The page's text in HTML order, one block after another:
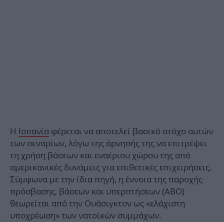
Η Ισπανία φέρεται να αποτελεί βασικό στόχο αυτών
των σεναρίων, λόγω της άρνησής της να επιτρέψει
τη χρήση βάσεων και εναέριου χώρου της από
αμερικανικές δυνάμεις για επιθετικές επιχειρήσεις.
Σύμφωνα με την ίδια πηγή, η έννοια της παροχής
πρόσβασης, βάσεων και υπερπτήσεων (ABO)
θεωρείται από την Ουάσιγκτον ως «ελάχιστη
υποχρέωση» των νατοϊκών συμμάχων.